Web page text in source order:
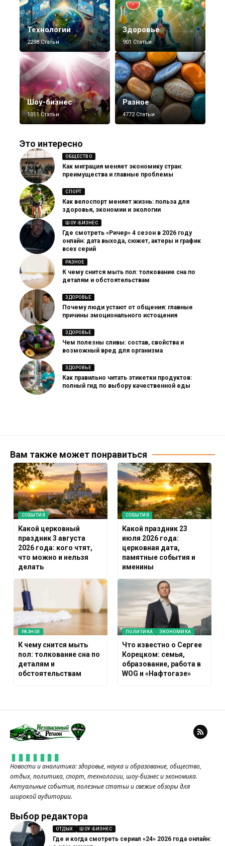
Технологии
2298 Статьи
Здоровье
901 Статьи
Шоу-бизнес
1011 Статьи
Разное
4772 Статьи
Это интересно
ОБЩЕСТВО
Как миграция меняет экономику стран:
преимущества и главные проблемы
СПОРТ
Как велоспорт меняет жизнь: польза для
здоровья, экономии и экологии
ШОУ-БИЗНЕС
Где смотреть «Ричер» 4 сезон в 2026 году
онлайн: дата выхода, сюжет, актеры и график
всех серий
РАЗНОЕ
К чему снится мыть пол: толкование сна по
деталям и обстоятельствам
ЗДОРОВЬЕ
Почему люди устают от общения: главные
причины эмоционального истощения
ЗДОРОВЬЕ
Чем полезны сливы: состав, свойства и
возможный вред для организма
ЗДОРОВЬЕ
Как правильно читать этикетки продуктов:
полный гид по выбору качественной еды
Вам также может понравиться
СОБЫТИЯ
Какой церковный
праздник 3 августа
2026 года: кого чтят,
что можно и нельзя
делать
СОБЫТИЯ
Какой праздник 23
июля 2026 года:
церковная дата,
памятные события и
именины
РАЗНОЕ
К чему снится мыть
пол: толкование сна по
деталям и
обстоятельствам
ПОЛИТИКА ЭКОНОМИКА
Что известно о Сергее
Корецком: семья,
образование, работа в
WOG и «Нафтогазе»
Новости и аналитика: здоровье, наука и образование, общество,
отдых, политика, спорт, технологии, шоу-бизнес и экономика.
Актуальные события, полезные статьи и свежие обзоры для
широкой аудитории.
Выбор редактора
ОТДЫХ ШОУ-БИЗНЕС
Где и когда смотреть сериал «24» 2026 года онлайн: